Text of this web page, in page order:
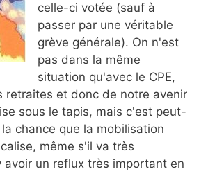
celle-ci votée (sauf à
passer par une véritable
grève générale). On n'est
pas dans la même
situation qu'avec le CPE,
retraites et donc de notre avenir
sous le tapis, mais c'est peut-
chance que la mobilisation
même s'il va très
avoir un reflux très important en